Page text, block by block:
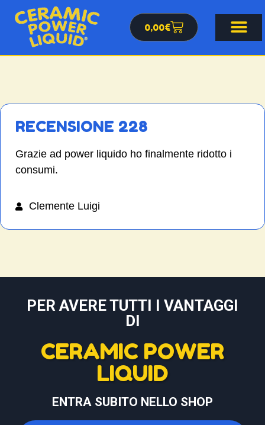
0,00€
RECENSIONE 228
Grazie ad power liquido ho finalmente ridotto i
consumi.
Clemente Luigi
PER AVERE TUTTI I VANTAGGI
DI
CERAMIC POWER
LIQUID
ENTRA SUBITO NELLO SHOP